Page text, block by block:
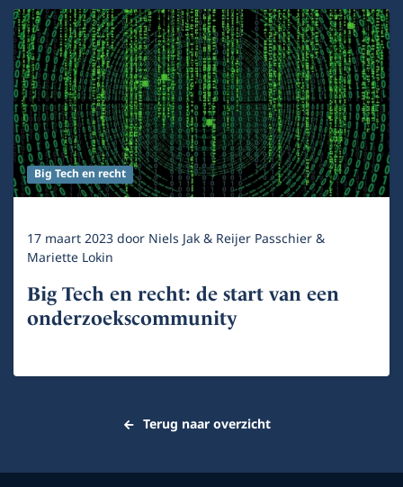
Big Tech en recht
17 maart 2023door Niels Jak & Reijer Passchier &
Mariette Lokin
Big Tech en recht: de start van een
onderzoekscommunity
Terug naar overzicht